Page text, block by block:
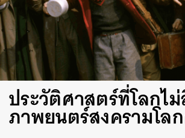
ประวัติศาสตร์ที่โลกไ
ภาพยนตร์สงครามโล